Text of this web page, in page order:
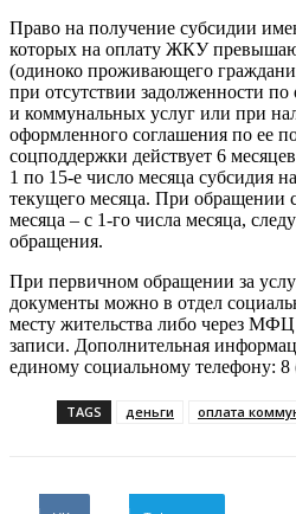
Право на получение субсидии
которых на оплату ЖКУ
(одиноко проживающего
при отсутствии задолженности
и коммунальных услуг или при
оформленного соглашения по ее
соцподдержки действует 6
1 по 15-е число месяца субсидия
текущего месяца. При обращении
месяца – с 1-го числа месяца,
обращения.
При первичном обращении за
документы можно в отдел
месту жительства либо через
записи. Дополнительная
единому социальному телефону: 8
TAGS деньги оплата